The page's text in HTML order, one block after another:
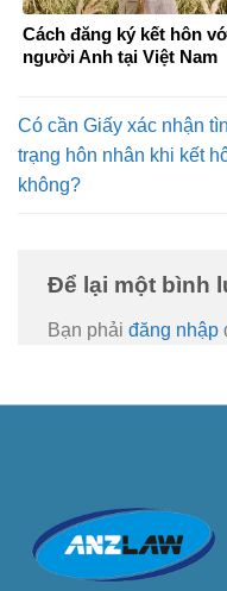
Cách đăng ký kết hôn
người Anh tại Việt Nam
Có cần Giấy xác nhận
trạng hôn nhân khi kết
không?
Để lại một bình
Bạn phải đăng nhập